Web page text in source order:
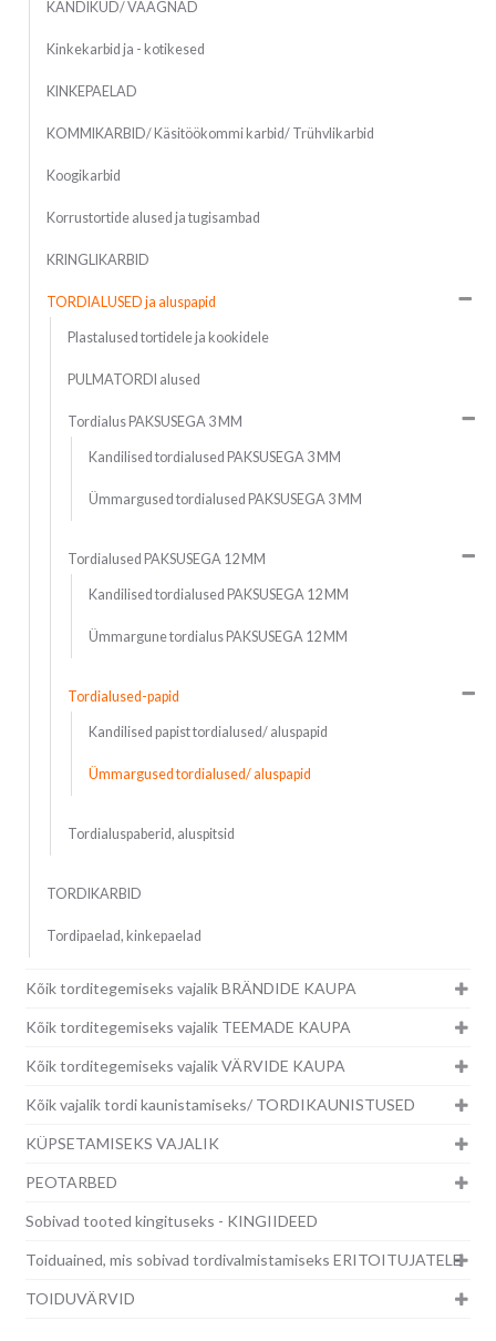
KANDIKUD/ VAAGNAD
Kinkekarbid ja - kotikesed
KINKEPAELAD
KOMMIKARBID/ Käsitöökommi karbid/ Trühvlikarbid
Koogikarbid
Korrustortide alused ja tugisambad
KRINGLIKARBID
TORDIALUSED ja aluspapid
Plastalused tortidele ja kookidele
PULMATORDI alused
Tordialus PAKSUSEGA 3 MM
Kandilised tordialused PAKSUSEGA 3 MM
Ümmargused tordialused PAKSUSEGA 3 MM
Tordialused PAKSUSEGA 12 MM
Kandilised tordialused PAKSUSEGA 12 MM
Ümmargune tordialus PAKSUSEGA 12 MM
Tordialused-papid
Kandilised papist tordialused/ aluspapid
Ümmargused tordialused/ aluspapid
Tordialuspaberid, aluspitsid
TORDIKARBID
Tordipaelad, kinkepaelad
Kõik torditegemiseks vajalik BRÄNDIDE KAUPA
Kõik torditegemiseks vajalik TEEMADE KAUPA
Kõik torditegemiseks vajalik VÄRVIDE KAUPA
Kõik vajalik tordi kaunistamiseks/ TORDIKAUNISTUSED
KÜPSETAMISEKS VAJALIK
PEOTARBED
Sobivad tooted kingituseks - KINGIIDEED
Toiduained, mis sobivad tordivalmistamiseks ERITOITUJATELE
TOIDUVÄRVID